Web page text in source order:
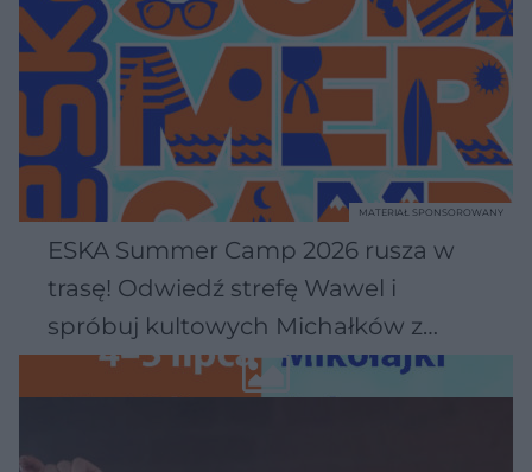
ESKA Summer Camp 2026 rusza w
trasę! Odwiedź strefę Wawel i
spróbuj kultowych Michałków z
Wawelu
MATERIAŁ SPONSOROWANY